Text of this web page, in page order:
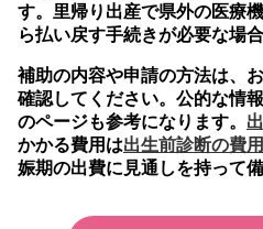
す。里帰り出産で県外の医療
ら払い戻す手続きが必要な場
補助の内容や申請の方法は、
確認してください。公的な情
のページも参考になります。
かかる費用は出生前診断の費
娠期の出費に見通しを持って